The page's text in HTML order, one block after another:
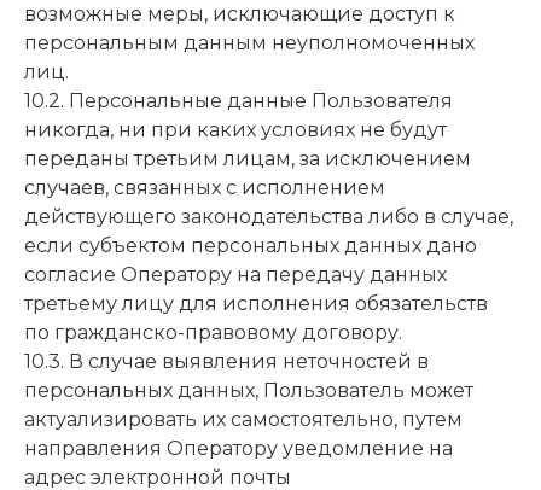
возможные меры, исключающие доступ к
персональным данным неуполномоченных
лиц.
10.2. Персональные данные Пользователя
никогда, ни при каких условиях не будут
переданы третьим лицам, за исключением
случаев, связанных с исполнением
действующего законодательства либо в случае,
если субъектом персональных данных дано
согласие Оператору на передачу данных
третьему лицу для исполнения обязательств
по гражданско-правовому договору.
10.3. В случае выявления неточностей в
персональных данных, Пользователь может
актуализировать их самостоятельно, путем
направления Оператору уведомление на
адрес электронной почты